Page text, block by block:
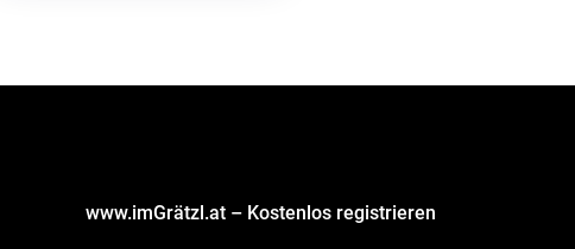
www.imGrätzl.at – Kostenlos registrieren